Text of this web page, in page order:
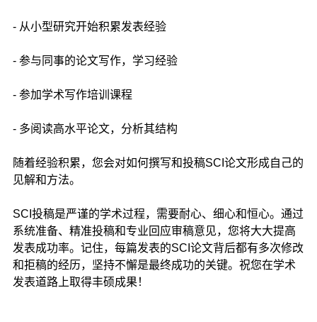
- 从小型研究开始积累发表经验
- 参与同事的论文写作，学习经验
- 参加学术写作培训课程
- 多阅读高水平论文，分析其结构
随着经验积累，您会对如何撰写和投稿SCI论文形成自己的
见解和方法。
SCI投稿是严谨的学术过程，需要耐心、细心和恒心。通过
系统准备、精准投稿和专业回应审稿意见，您将大大提高
发表成功率。记住，每篇发表的SCI论文背后都有多次修改
和拒稿的经历，坚持不懈是最终成功的关键。祝您在学术
发表道路上取得丰硕成果！